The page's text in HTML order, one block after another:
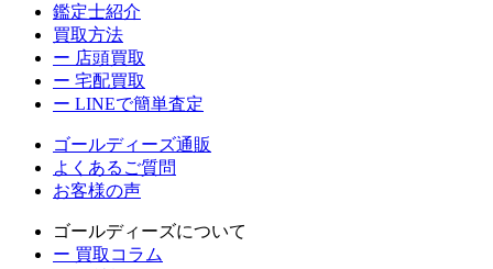
鑑定士紹介
買取方法
ー 店頭買取
ー 宅配買取
ー LINEで簡単査定
ゴールディーズ通販
よくあるご質問
お客様の声
ゴールディーズについて
ー 買取コラム